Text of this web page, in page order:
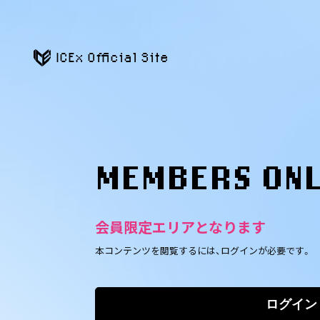
ICEx Official Site
MEMBERS
会員限定エリアとなります
本コンテンツを閲覧するには、ログインが必要です。
ログイン